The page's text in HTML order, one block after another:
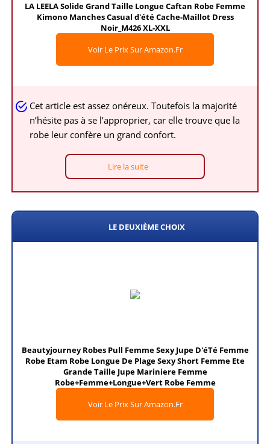
LA LEELA Solide Grand Taille Longue Caftan Robe Femme
Kimono Manches Casual d'été Cache-Maillot Dress
Noir_M426 XL-XXL
Voir Le Prix Sur Amazon.fr
Cet article est assez onéreux. Toutefois la majorité
n’hésite pas à se l’approprier, car elle trouve que la
robe leur confère un grand confort.
Lire la suite
LE DEUXIÈME CHOIX
Beautyjourney Robes Pull Femme Sexy Jupe D'éTé Femme
Robe Etam Robe Longue De Plage Sexy Short Femme Ete
Grande Taille Jupe Mariniere Femme
Robe+Femme+Longue+Vert Robe Femme
Voir Le Prix Sur Amazon.fr